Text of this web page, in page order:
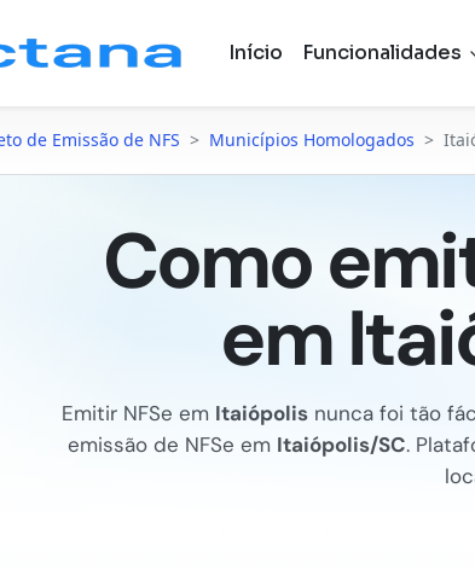
Início Funcionalidades
de Emissão de NFS > Municípios Homologados >
Como
em
Emitir NFSe em Itaiópolisnunca foi tão
emissão de NFSe em Itaiópolis/SC.